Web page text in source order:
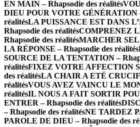
EN MAIN – Rhapsodie des réalités
DIEU POUR VOTRE GÉNÉRATION
réalitésLA PUISSANCE EST DANS
Rhapsodie des réalitésCOMPRENEZ
Rhapsodie des réalitésMARCHER
LA RÉPONSE – Rhapsodie des réalités
SOURCE DE LA TENTATION –
réalitésFIXEZ VOTRE AFFECTION
des réalitésLA CHAIR A ETÉ
réalitésVOUS AVEZ VAINCU LE
réalitésIL NOUS A FAIT SORTIR
ENTRER – Rhapsodie des réalités
– Rhapsodie des réalitésNE TARDEZ
PAROLE DE DIEU – Rhapsodie des